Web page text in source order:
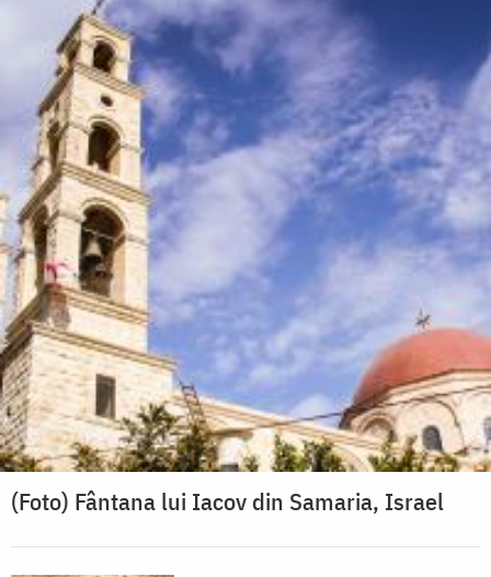
(Foto) Fântana lui Iacov din Samaria, Israel